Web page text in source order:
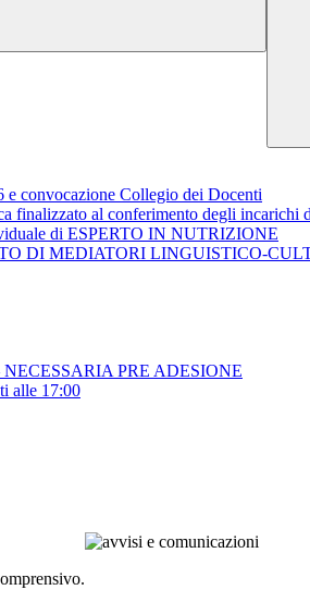
e convocazione Collegio dei Docenti
finalizzato al conferimento degli incarichi
di ESPERTO IN NUTRIZIONE
DI MEDIATORI LINGUISTICO-
PRE ADESIONE
alle 17:00